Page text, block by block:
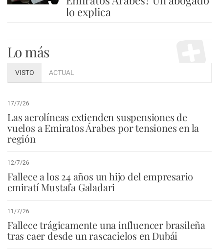
lo explica
Lo más
VISTO ACTUAL
17/7/26
Las aerolíneas extienden suspensiones de
vuelos a Emiratos Árabes por tensiones en la
región
12/7/26
Fallece a los 24 años un hijo del empresario
emiratí Mustafa Galadari
11/7/26
Fallece trágicamente una influencer brasileña
tras caer desde un rascacielos en Dubái